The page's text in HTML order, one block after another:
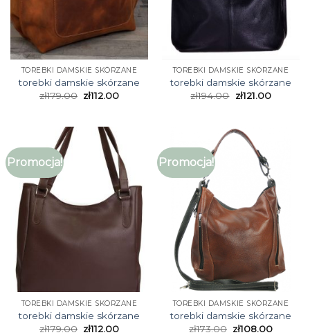
TOREBKI DAMSKIE SKÓRZANE
torebki damskie skórzane
zł179.00 zł112.00
TOREBKI DAMSKIE SKÓRZANE
torebki damskie skórzane
zł194.00 zł121.00
Promocja!
TOREBKI DAMSKIE SKÓRZANE
torebki damskie skórzane
zł179.00 zł112.00
Promocja!
TOREBKI DAMSKIE SKÓRZANE
torebki damskie skórzane
zł173.00 zł108.00